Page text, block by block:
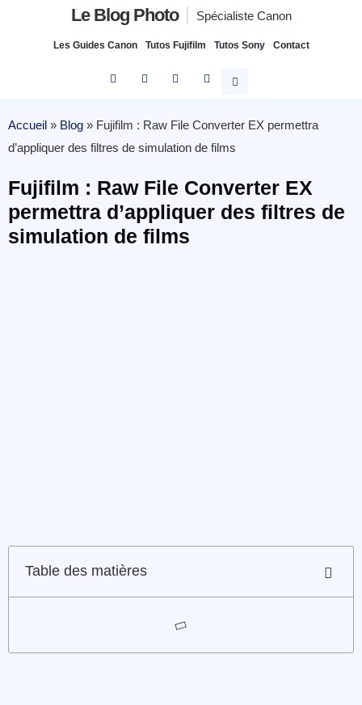
Le Blog Photo Spécialiste Canon
Les Guides Canon Tutos Fujifilm Tutos Sony Contact
Accueil » Blog » Fujifilm : Raw File Converter EX permettra
d’appliquer des filtres de simulation de films
Fujifilm : Raw File Converter EX
permettra d’appliquer des filtres de
simulation de films
Table des matières